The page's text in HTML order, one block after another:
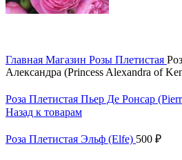
Главная Магазин Розы Плетистая
Алeксандра (Princess Alexandra of
Роза Плетистая Пьер Де Ронсар
Назад к товарам
Роза Плетистая Эльф (Elfe) 500 ₽